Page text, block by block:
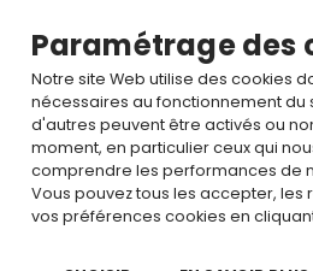
Abonnez-vous à nos dernières
Rejoignez
Paramétrage des
Notre site Web utilise des cookies
nécessaires au fonctionnement du
d'autres peuvent être activés ou
moment, en particulier ceux qui
comprendre les performances de
Vous pouvez tous les accepter,
vos préférences cookies en cliquant